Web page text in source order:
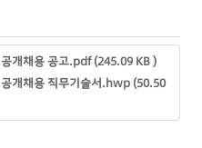
개채용 공고.pdf (245.09 KB )
개채용 직무기술서.hwp (50.50